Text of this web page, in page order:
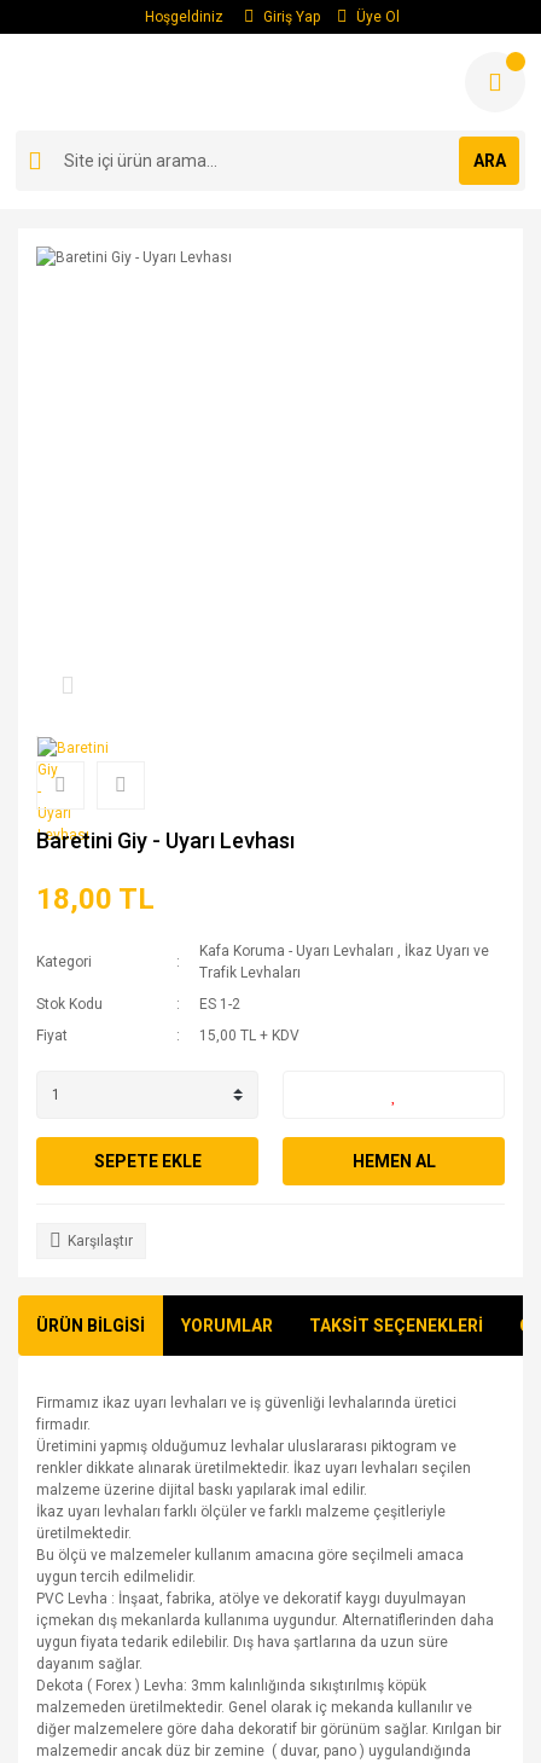
Hoşgeldiniz Giriş Yap Üye Ol
ARA
Baretini Giy - Uyarı Levhası
18,00 TL
Kategori
Kafa Koruma - Uyarı Levhaları , İkaz Uyarı ve
Trafik Levhaları
Stok Kodu
ES 1-2
Fiyat
15,00 TL + KDV
SEPETE EKLE HEMEN AL
Karşılaştır
ÜRÜN BİLGİSİ YORUMLAR TAKSİT SEÇENEKLERİ
Firmamız ikaz uyarı levhaları ve iş güvenliği levhalarında üretici
firmadır.
Üretimini yapmış olduğumuz levhalar uluslararası piktogram ve
renkler dikkate alınarak üretilmektedir. İkaz uyarı levhaları seçilen
malzeme üzerine dijital baskı yapılarak imal edilir.
İkaz uyarı levhaları farklı ölçüler ve farklı malzeme çeşitleriyle
üretilmektedir.
Bu ölçü ve malzemeler kullanım amacına göre seçilmeli amaca
uygun tercih edilmelidir.
PVC Levha : İnşaat, fabrika, atölye ve dekoratif kaygı duyulmayan
içmekan dış mekanlarda kullanıma uygundur. Alternatiflerinden daha
uygun fiyata tedarik edilebilir. Dış hava şartlarına da uzun süre
dayanım sağlar.
Dekota ( Forex ) Levha: 3mm kalınlığında sıkıştırılmış köpük
malzemeden üretilmektedir. Genel olarak iç mekanda kullanılır ve
diğer malzemelere göre daha dekoratif bir görünüm sağlar. Kırılgan bir
malzemedir ancak düz bir zemine ( duvar, pano ) uygulandığında